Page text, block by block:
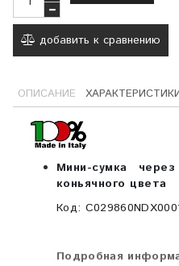
добавить к сравнению
ОПИСАНИЕ
Мини-сумка
коньячного цвета
Код:
Подробная